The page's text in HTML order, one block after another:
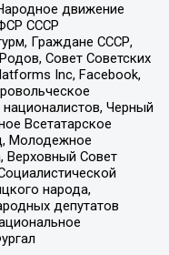
движение
СССР
Граждане СССР,
Совет Советских
Inc, Facebook,
Черный
Всетатарское
Молодежное
Верховный Совет
народа,
депутатов